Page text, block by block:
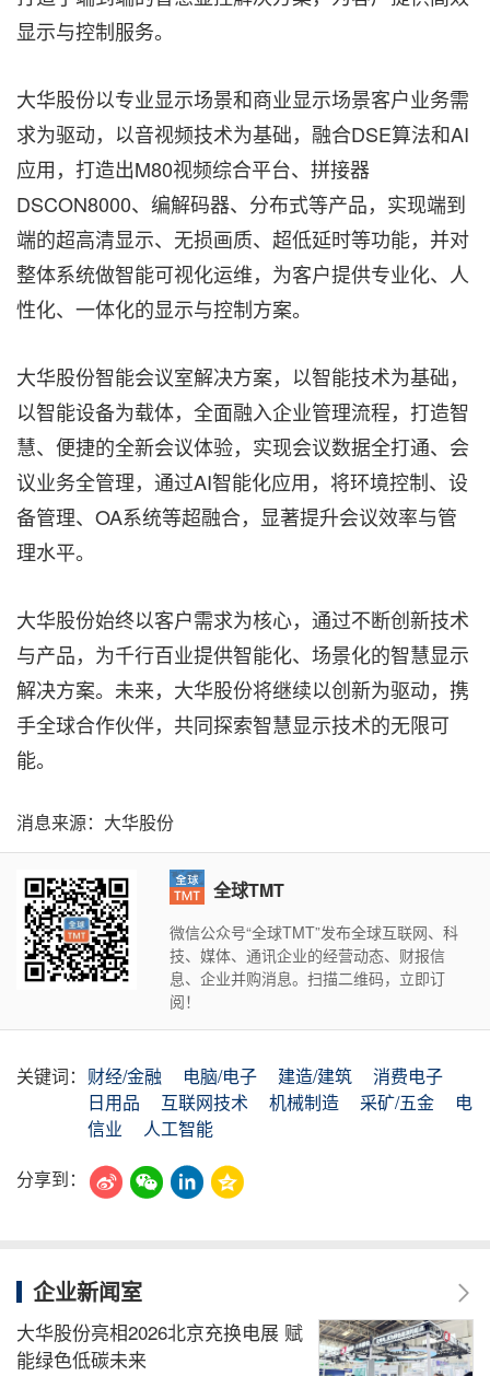
显示与控制服务。
大华股份以专业显示场景和商业显示场景客户业务需
求为驱动，以音视频技术为基础，融合DSE算法和AI
应用，打造出M80视频综合平台、拼接器
DSCON8000、编解码器、分布式等产品，实现端到
端的超高清显示、无损画质、超低延时等功能，并对
整体系统做智能可视化运维，为客户提供专业化、人
性化、一体化的显示与控制方案。
大华股份智能会议室解决方案，以智能技术为基础，
以智能设备为载体，全面融入企业管理流程，打造智
慧、便捷的全新会议体验，实现会议数据全打通、会
议业务全管理，通过AI智能化应用，将环境控制、设
备管理、OA系统等超融合，显著提升会议效率与管
理水平。
大华股份始终以客户需求为核心，通过不断创新技术
与产品，为千行百业提供智能化、场景化的智慧显示
解决方案。未来，大华股份将继续以创新为驱动，携
手全球合作伙伴，共同探索智慧显示技术的无限可
能。
消息来源：大华股份
全球TMT
微信公众号“全球TMT”发布全球互联网、科
技、媒体、通讯企业的经营动态、财报信
息、企业并购消息。扫描二维码，立即订
阅！
关键词： 财经/金融 电脑/电子 建造/建筑
消费电子
日用品
互联网技术 机械制造 采矿/五金
电
信业
人工智能
分享到：
企业新闻室
大华股份亮相2026北京充换电展 赋
能绿色低碳未来